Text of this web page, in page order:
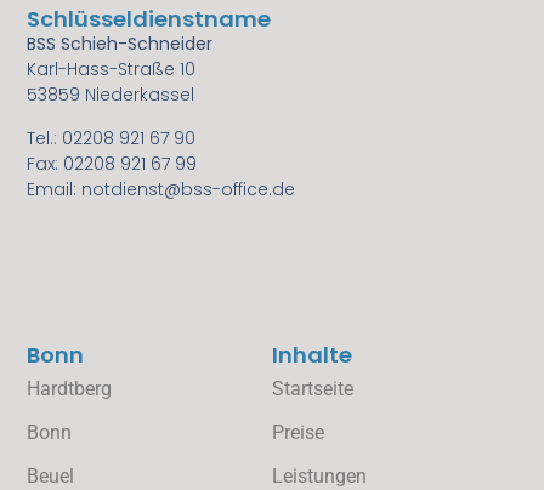
Inhalte
Startseite
Preise
Leistungen
Bonn
Hardtberg
Bonn
Beuel
Schlüsseldienstname
BSS Schieh-Schneider
Karl-Hass-Straße 10
53859 Niederkassel
Tel.: 02208 921 67 90
Fax: 02208 921 67 99
Email: notdienst@bss-office.de